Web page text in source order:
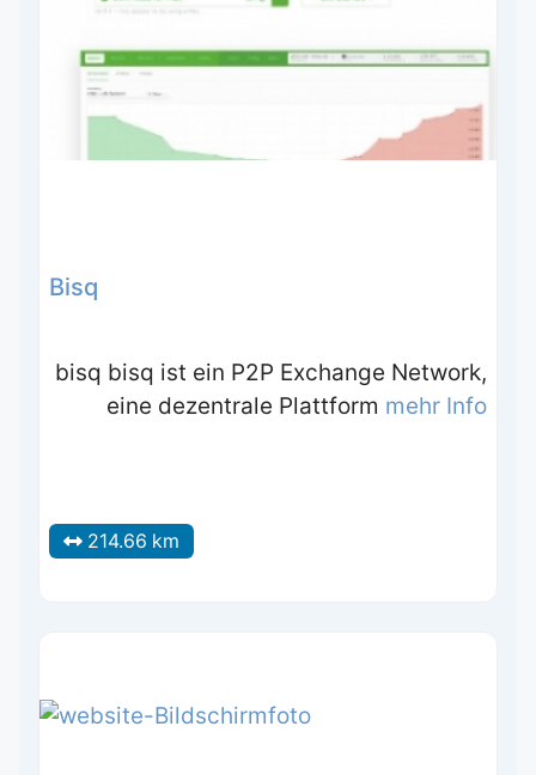
Bisq
bisq bisq ist ein P2P Exchange Network,
eine dezentrale Plattform mehr Info
214.66 km